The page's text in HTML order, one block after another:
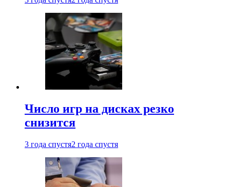
Число игр на дисках резко
снизится
3 года спустя2 года спустя